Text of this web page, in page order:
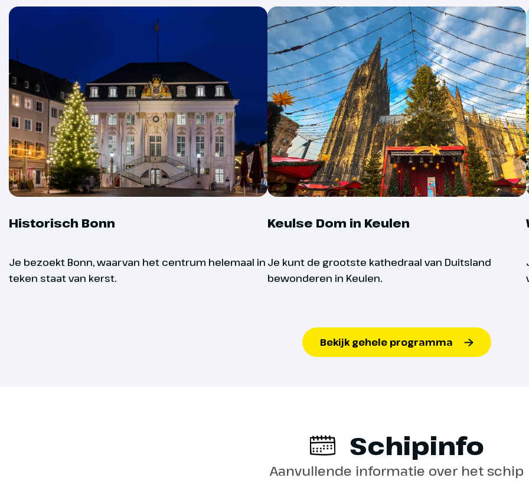
Historisch Bonn
Je bezoekt Bonn, waarvan het centrum helemaal in
teken staat van kerst.
Keulse Dom in Keulen
Je kunt de grootste kathedraal van Duitsland
bewonderen in Keulen.
Bekijk gehele programma
specialiteiten. Vooral de kaasfondue-kraam aan
de Joachim-ErwinPlatz is een must voor alle
kaasliefhebbers.
Dag 3 Düsseldorf - Bonn
In de loop van de middag staat een bezoek aan
Bonn op het programma. Het centrum van
Bonn is helemaal in het teken van kerst. De
binnenstad is sfeervol verlicht en de pleinen
sfeer. Daarnaast heeft Bonn tal van
bezoek meer dan waard zijn.
het romantische gedeelte van de Rijn. Ter
hoogte van Königswinter doemt het
heuvellandschap vol bossen, burchten en
Schipinfo
Aanvullende informatie over het schip
Vaarschema en
weersomstandigheden
Het vaarschema is
vertrek wijzigingen in
geïnformeerd in je
Hoog of juist laag
weersomstandigheden
uitvoering van de reis.
vooraf niet altijd in te
vaarprogramma
aangepast.
tegen betaling). Het
land of gebied dit te